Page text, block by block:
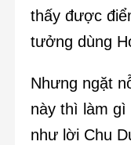
thấy được
tưởng dùng
Nhưng ngặt
này thì làm gì
như lời Chu